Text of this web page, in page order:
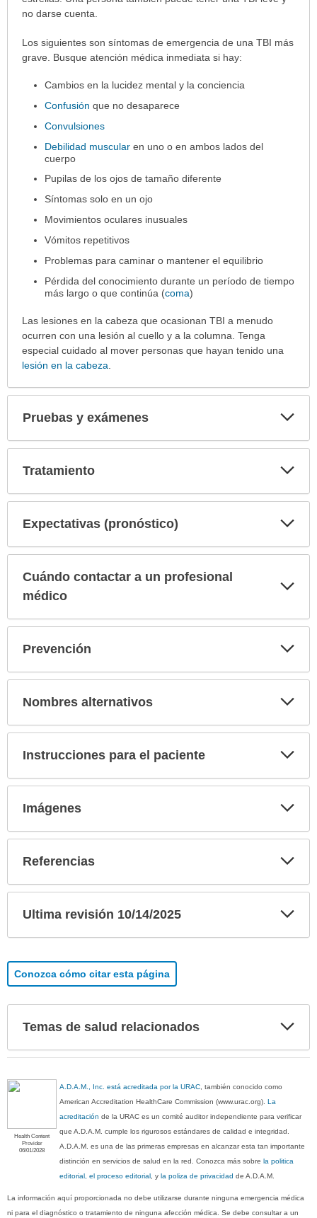
no darse cuenta.
Los siguientes son síntomas de emergencia de una TBI más
grave. Busque atención médica inmediata si hay:
Cambios en la lucidez mental y la conciencia
Confusión que no desaparece
Convulsiones
Debilidad muscular en uno o en ambos lados del
cuerpo
Pupilas de los ojos de tamaño diferente
Síntomas solo en un ojo
Movimientos oculares inusuales
Vómitos repetitivos
Problemas para caminar o mantener el equilibrio
Pérdida del conocimiento durante un período de tiempo
más largo o que continúa (coma)
Las lesiones en la cabeza que ocasionan TBI a menudo
ocurren con una lesión al cuello y a la columna. Tenga
especial cuidado al mover personas que hayan tenido una
lesión en la cabeza.
Pruebas y exámenes
Tratamiento
Expectativas (pronóstico)
Cuándo contactar a un profesional
médico
Prevención
Nombres alternativos
Instrucciones para el paciente
Imágenes
Referencias
Ultima revisión 10/14/2025
Conozca cómo citar esta página
Temas de salud relacionados
Health Content
Provider
06/01/2028
A.D.A.M., Inc. está acreditada por la URAC, también conocido como
American Accreditation HealthCare Commission (www.urac.org). La
acreditación de la URAC es un comité auditor independiente para verificar
que A.D.A.M. cumple los rigurosos estándares de calidad e integridad.
A.D.A.M. es una de las primeras empresas en alcanzar esta tan importante
distinción en servicios de salud en la red. Conozca más sobre la politica
editorial, el proceso editorial , y la poliza de privacidad de A.D.A.M.
La información aquí proporcionada no debe utilizarse durante ninguna emergencia médica
ni para el diagnóstico o tratamiento de ninguna afección médica. Se debe consultar a un